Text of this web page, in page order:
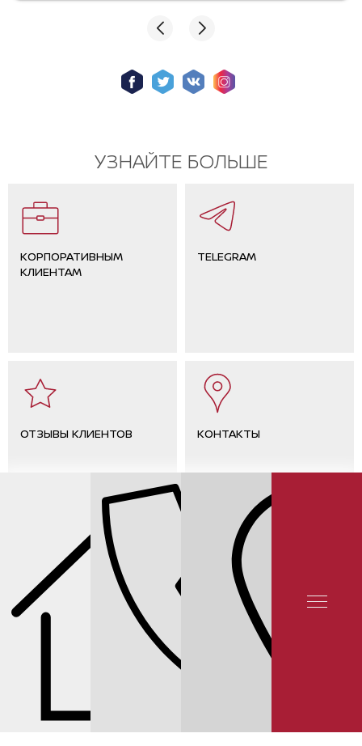
УЗНАЙТЕ БОЛЬШЕ
КОРПОРАТИВНЫМ
КЛИЕНТАМ
TELEGRAM
ОТЗЫВЫ КЛИЕНТОВ КОНТАКТЫ
ЗАМЕНА МАСЛА В РЕДУКТОРЕ ДИФФЕРЕНЦИАЛА
(МОСТА) NISSAN NAVARA РЕЙТИНГ 5★ НА ЯНДЕКСЕ 12 000 ОТЗЫВОВ
© 2025 YUNION MOTORS, OOO